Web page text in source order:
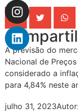
A previsão do
Nacional de
considerado a
para 4,84% neste
julho 31, 2023Autor: